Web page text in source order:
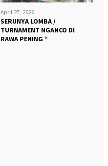
April 27, 2026
SERUNYA LOMBA /
TURNAMENT NGANCO DI
RAWA PENING “